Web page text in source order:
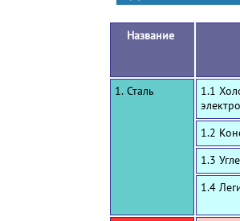
Название
1. Сталь
1.1
1.2
1.3
1.4